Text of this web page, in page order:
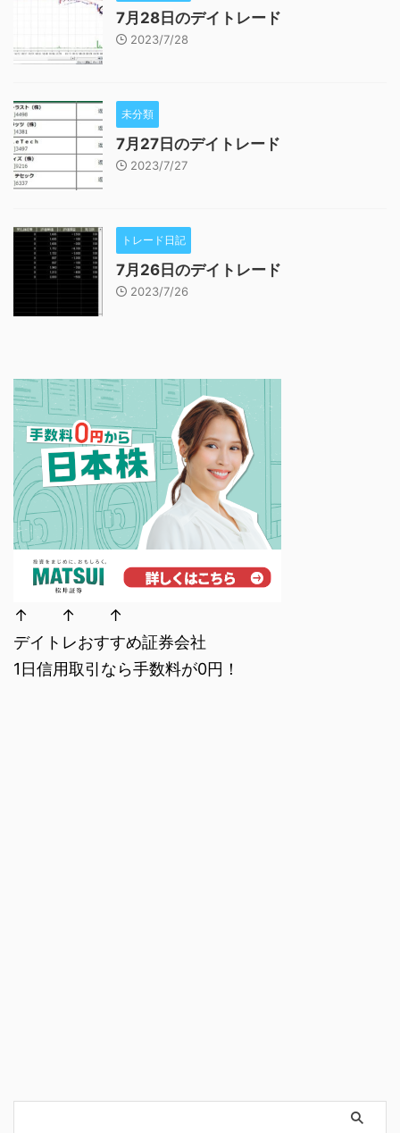
7月28日のデイトレード
2023/7/28
未分類
7月27日のデイトレード
2023/7/27
トレード日記
7月26日のデイトレード
2023/7/26
↑ ↑ ↑
デイトレおすすめ証券会社
1日信用取引なら手数料が0円！